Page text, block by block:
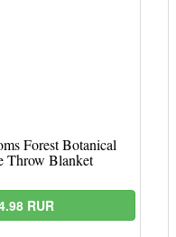
Forest Botanical
Throw Blanket
RUR